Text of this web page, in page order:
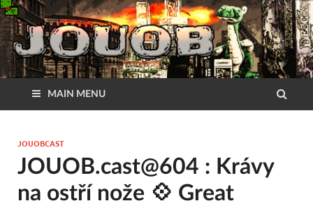
MAIN MENU
JOUOBCAST
JOUOB.cast@604 : Krávy
na ostří nože 💠 Great